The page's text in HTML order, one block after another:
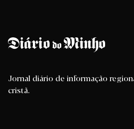
Jornal diário de informação
cristã.